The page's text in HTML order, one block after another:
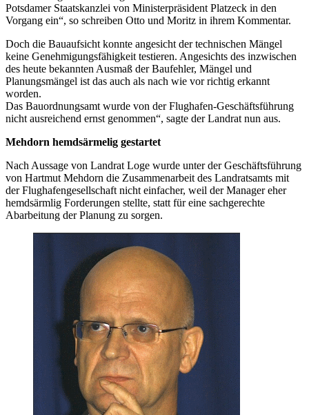
Potsdamer Staatskanzlei von Ministerpräsident Platzeck in den
Vorgang ein“, so schreiben Otto und Moritz in ihrem Kommentar.
Doch die Bauaufsicht konnte angesicht der technischen Mängel
keine Genehmigungsfähigkeit testieren. Angesichts des inzwischen
des heute bekannten Ausmaß der Baufehler, Mängel und
Planungsmängel ist das auch als nach wie vor richtig erkannt
worden.
Das Bauordnungsamt wurde von der Flughafen-Geschäftsführung
nicht ausreichend ernst genommen“, sagte der Landrat nun aus.
Mehdorn hemdsärmelig gestartet
Nach Aussage von Landrat Loge wurde unter der Geschäftsführung
von Hartmut Mehdorn die Zusammenarbeit des Landratsamts mit
der Flughafengesellschaft nicht einfacher, weil der Manager eher
hemdsärmlig Forderungen stellte, statt für eine sachgerechte
Abarbeitung der Planung zu sorgen.